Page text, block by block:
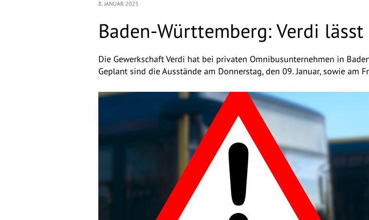
8. JANUAR 2025
Baden-Württemberg: Verdi
Die Gewerkschaft Verdi hat bei privaten Omnibusunternehmen in
Geplant sind die Ausstände am Donnerstag, den 09. Januar, sowie am